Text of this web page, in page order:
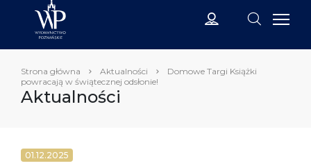
Strona główna Aktualności
Domowe Targi Książki
powracają w świątecznej odsłonie!
Aktualności
01.12.2025